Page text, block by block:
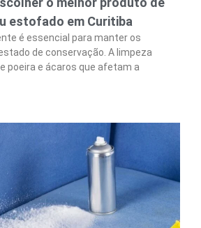
estofado em Curitiba
é essencial para manter os
de conservação. A limpeza
poeira e ácaros que afetam a